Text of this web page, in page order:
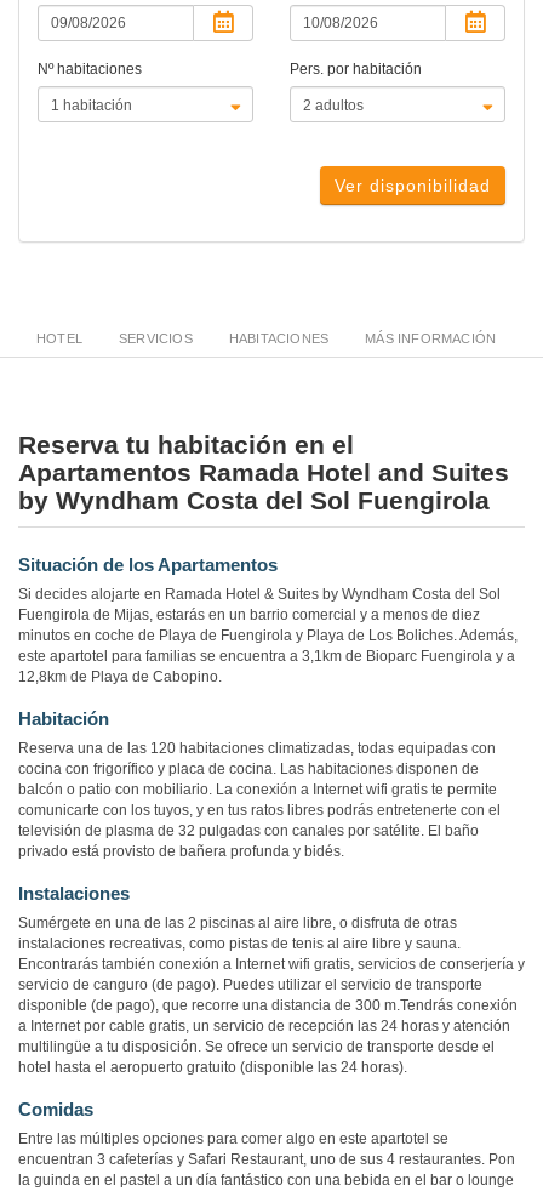
Nº habitaciones Pers. por habitación
Ver disponibilidad
HOTEL SERVICIOS HABITACIONES MÁS INFORMACIÓN
Reserva tu habitación en el
Apartamentos Ramada Hotel and Suites
by Wyndham Costa del Sol Fuengirola
Situación de los Apartamentos
Si decides alojarte en Ramada Hotel & Suites by Wyndham Costa del Sol
Fuengirola de Mijas, estarás en un barrio comercial y a menos de diez
minutos en coche de Playa de Fuengirola y Playa de Los Boliches. Además,
este apartotel para familias se encuentra a 3,1km de Bioparc Fuengirola y a
12,8km de Playa de Cabopino.
Habitación
Reserva una de las 120 habitaciones climatizadas, todas equipadas con
cocina con frigorífico y placa de cocina. Las habitaciones disponen de
balcón o patio con mobiliario. La conexión a Internet wifi gratis te permite
comunicarte con los tuyos, y en tus ratos libres podrás entretenerte con el
televisión de plasma de 32 pulgadas con canales por satélite. El baño
privado está provisto de bañera profunda y bidés.
Instalaciones
Sumérgete en una de las 2 piscinas al aire libre, o disfruta de otras
instalaciones recreativas, como pistas de tenis al aire libre y sauna.
Encontrarás también conexión a Internet wifi gratis, servicios de conserjería y
servicio de canguro (de pago). Puedes utilizar el servicio de transporte
disponible (de pago), que recorre una distancia de 300 m.Tendrás conexión
a Internet por cable gratis, un servicio de recepción las 24 horas y atención
multilingüe a tu disposición. Se ofrece un servicio de transporte desde el
hotel hasta el aeropuerto gratuito (disponible las 24 horas).
Comidas
Entre las múltiples opciones para comer algo en este apartotel se
encuentran 3 cafeterías y Safari Restaurant, uno de sus 4 restaurantes. Pon
la guinda en el pastel a un día fantástico con una bebida en el bar o lounge